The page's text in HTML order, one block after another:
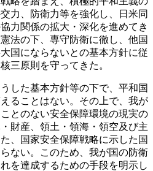
力、防衛力等を強化し、日米同
力関係の拡大・深化を進めてき
法の下、専守防衛に徹し、他国
国にならないとの基本方針に従
三原則を守ってきた。
した基本方針等の下で、平和国
ることはない。その上で、我が
とのない安全保障環境の現実の
財産、領土・領海・領空及び主
、国家安全保障戦略に示した国
ない。このため、我が国の防衛
を達成するための手段を明示し